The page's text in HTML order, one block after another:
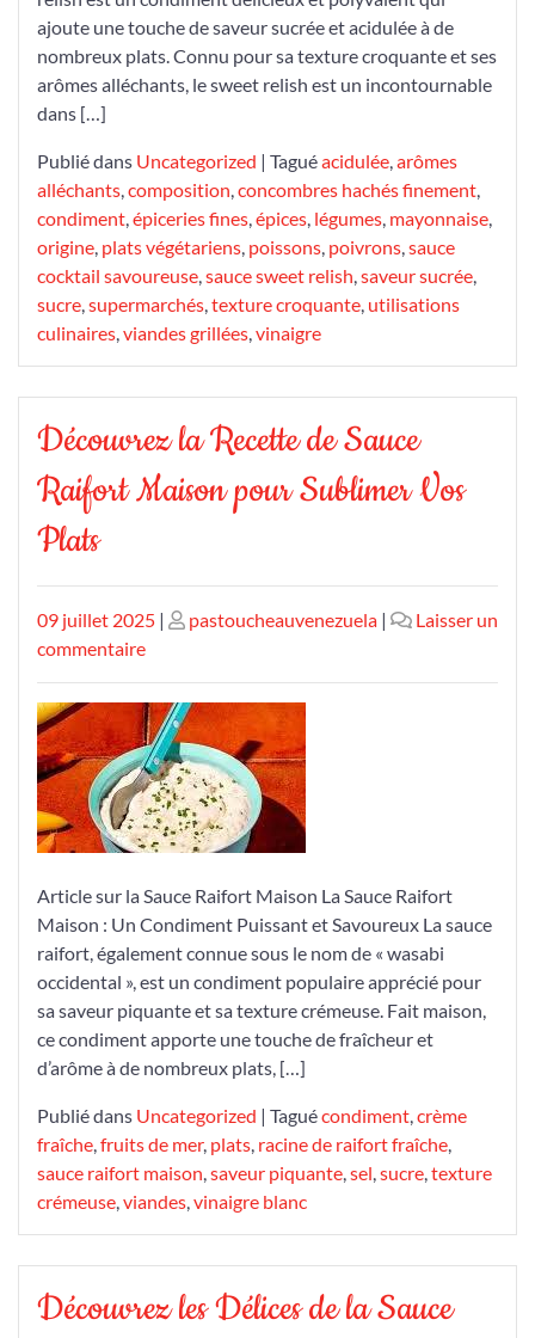
Ajouter
à
Vos
ajoute une touche de saveur sucrée et acidulée à de
nombreux plats. Connu pour sa texture croquante et ses
arômes alléchants, le sweet relish est un incontournable
dans […]
Publié dans Uncategorized | Taguéacidulée,arômes
alléchants,composition,concombres hachés finement,
condiment,épiceries fines,épices, légumes, mayonnaise,
origine, plats végétariens, poissons, poivrons,sauce
cocktail savoureuse,sauce sweet relish,saveur sucrée,
sucre,supermarchés,texture croquante, utilisations
culinaires,viandes grillées,vinaigre
Découvrez la Recette de Sauce
Raifort Maison pour Sublimer Vos
Plats
Publié
le
09 juillet 2025 | Publié
pastoucheauvenezuela |
Laisser un
commentairesur
la
Recette
de
Sauce
Raifort
Maison
Sublimer
Vos
Plats
Article sur la Sauce Raifort Maison La Sauce Raifort
Maison : Un Condiment Puissant et Savoureux La sauce
raifort, également connue sous le nom de « wasabi
occidental », est un condiment populaire apprécié pour
sa saveur piquante et sa texture crémeuse. Fait maison,
ce condiment apporte une touche de fraîcheur et
d’arôme à de nombreux plats, […]
Publié dans Uncategorized | Taguécondiment,crème
fraîche,fruits de mer, plats, racine de raifort fraîche,
sauce raifort maison,saveur piquante,sel,sucre,texture
crémeuse,viandes,vinaigre blanc
Découvrez les Délices de la Sauce